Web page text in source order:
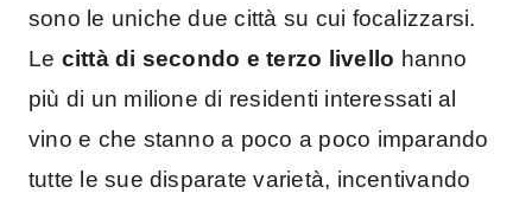
sono le uniche due città su cui focalizzarsi.
Le città di secondo e terzo livello hanno
più di un milione di residenti interessati al
vino e che stanno a poco a poco imparando
tutte le sue disparate varietà, incentivando